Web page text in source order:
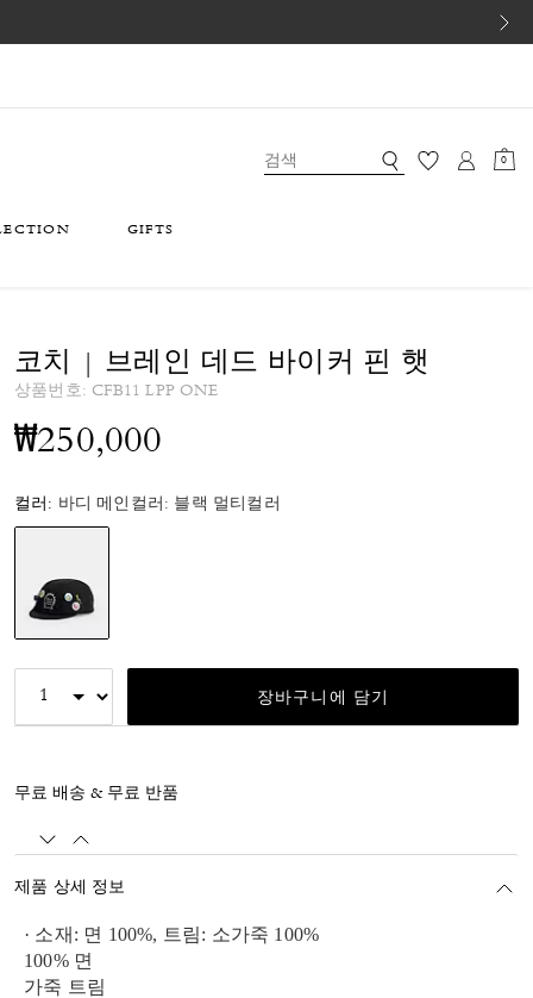
0
GIFTS
코치 | 브레인 데드 바이커 핀 햇
상품번호: CFB11 LPP ONE
₩250,000
컬러: 바디 메인컬러: 블랙 멀티컬러
장바구니에 담기
무료 배송 & 무료 반품
제품 상세 정보
· 소재: 면 100%, 트림: 소가죽 100%
100% 면
가죽 트림